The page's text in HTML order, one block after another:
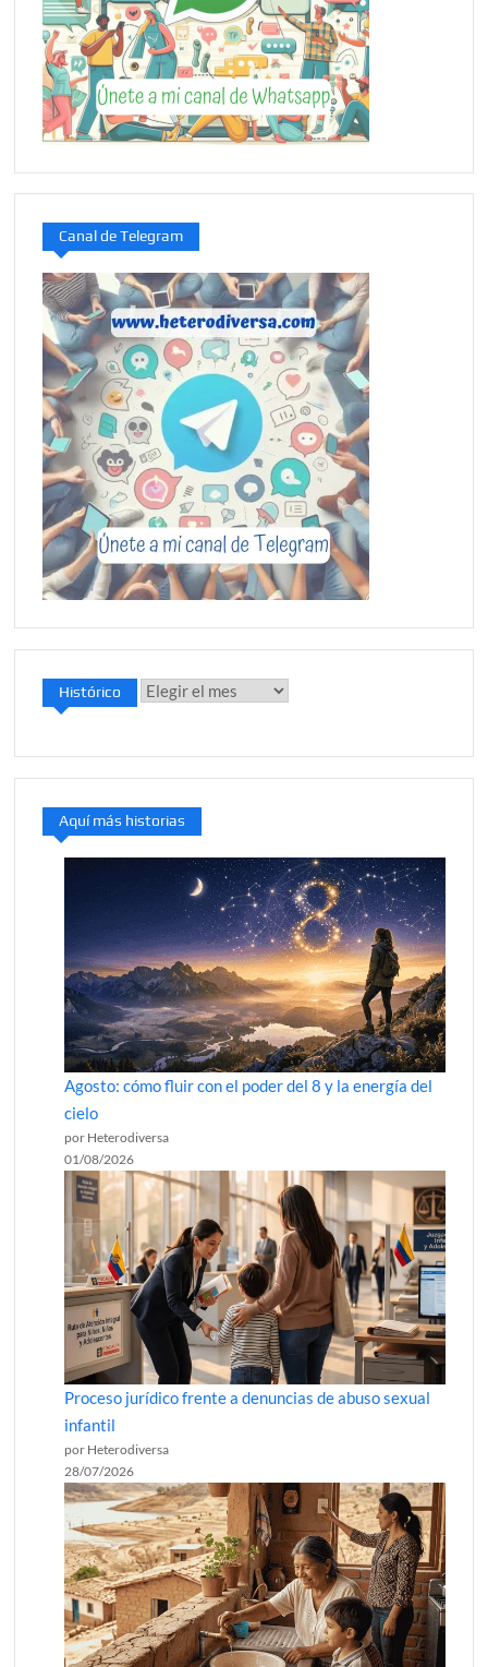
Canal de Telegram
Histórico Histórico
Aquí más historias
Agosto: cómo fluir con el poder del 8 y la energía del
cielo
por Heterodiversa
01/08/2026
Proceso jurídico frente a denuncias de abuso sexual
infantil
por Heterodiversa
28/07/2026